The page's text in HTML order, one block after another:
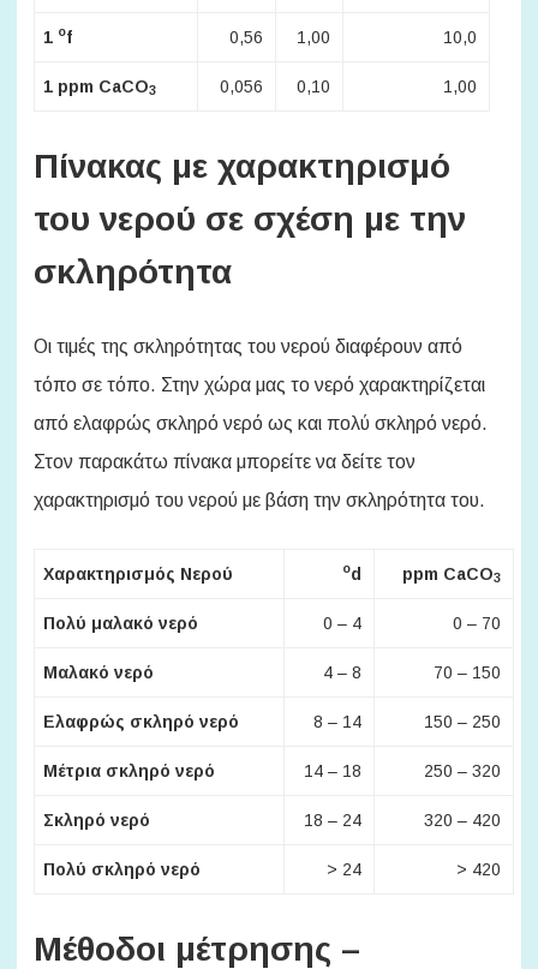
1 of 0,56 1,00 10,0
1 ppm CaCO3 0,056 0,10 1,00
Πίνακας με χαρακτηρισμό
του νερού σε σχέση με την
σκληρότητα
Οι τιμές της σκληρότητας του νερού διαφέρουν από
τόπο σε τόπο. Στην χώρα μας το νερό χαρακτηρίζεται
από ελαφρώς σκληρό νερό ως και πολύ σκληρό νερό.
Στον παρακάτω πίνακα μπορείτε να δείτε τον
χαρακτηρισμό του νερού με βάση την σκληρότητα του.
Χαρακτηρισμός Νερού od ppm CaCO3
Πολύ μαλακό νερό 0 – 4 0 – 70
Μαλακό νερό 4 – 8 70 – 150
Ελαφρώς σκληρό νερό 8 – 14 150 – 250
Μέτρια σκληρό νερό 14 – 18 250 – 320
Σκληρό νερό 18 – 24 320 – 420
Πολύ σκληρό νερό > 24 > 420
Μέθοδοι μέτρησης –